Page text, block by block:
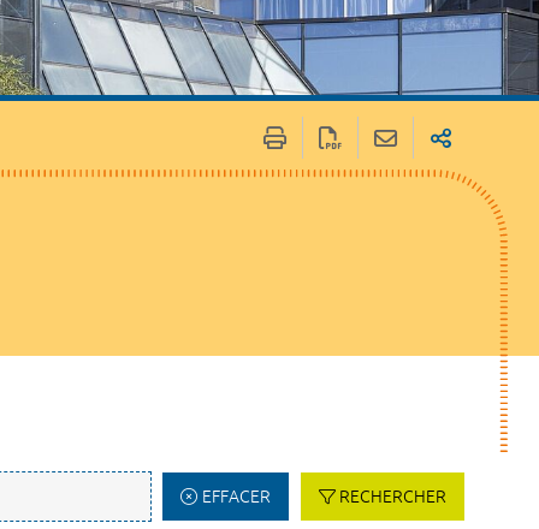
EFFACER RECHERCHER